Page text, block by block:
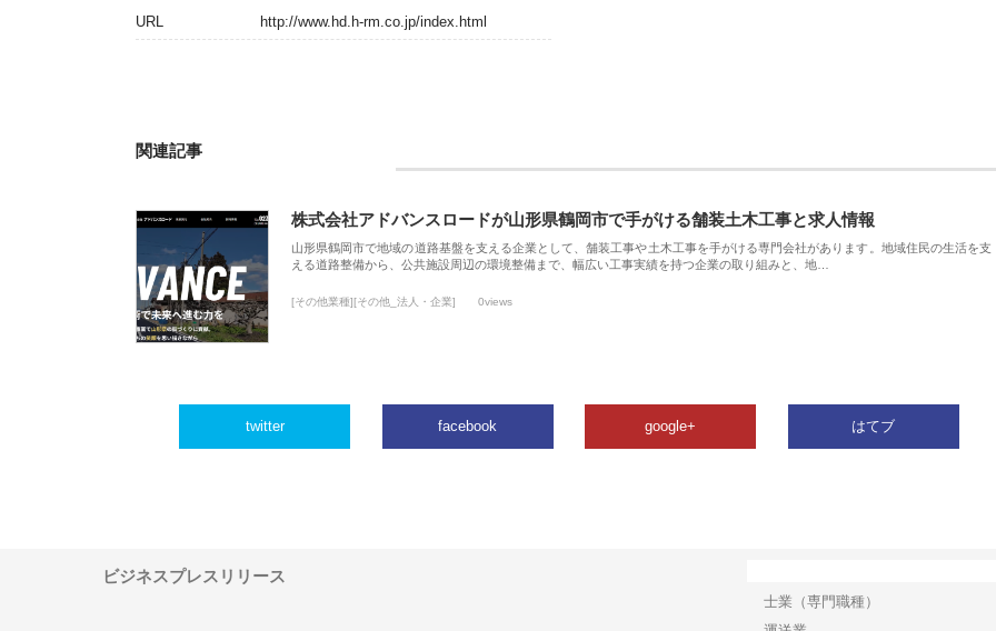
URL http://www.hd.h-rm.co.jp/index.html
関連記事
株式会社アドバンスロードが山形県鶴岡市で手がける舗装土木工事と求人情報
山形県鶴岡市で地域の道路基盤を支える企業として、舗装工事や土木工事を手がける専門会社があります。地域住民の生活を支
える道路整備から、公共施設周辺の環境整備まで、幅広い工事実績を持つ企業の取り組みと、地…
[その他業種][その他_法人・企業] 0views
twitter facebook google+ はてブ
ビジネスプレスリリース
士業（専門職種）